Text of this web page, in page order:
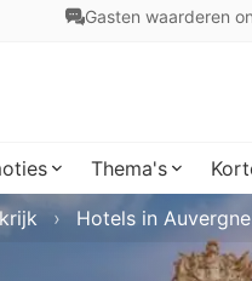
Gasten waarderen
Thema's
Hotels in Auvergne